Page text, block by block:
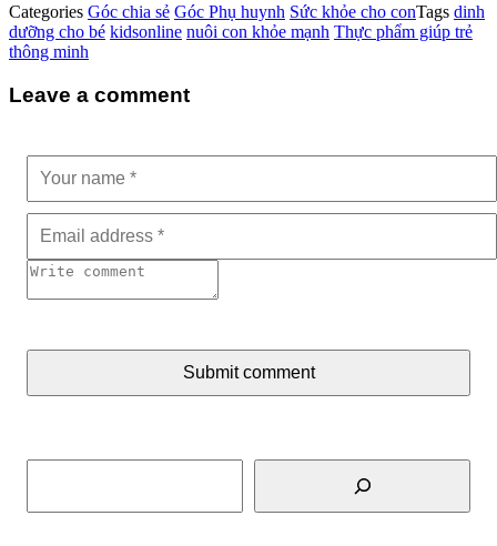
Categories Góc chia sẻ Góc Phụ huynh Sức khỏe cho conTags dinh
dưỡng cho bé kidsonline nuôi con khỏe mạnh Thực phẩm giúp trẻ
thông minh
Leave a comment
Submit comment
Tìm kiếm